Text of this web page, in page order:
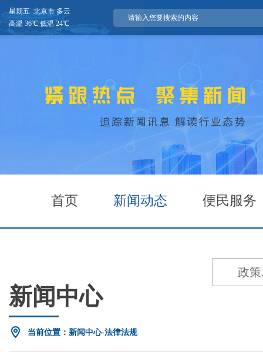
星期五 北京市 多云
高温 36℃ 低温 24℃
首页 新闻动态 便民服务
新闻中心
政
当前位置：新闻中心-法律法规